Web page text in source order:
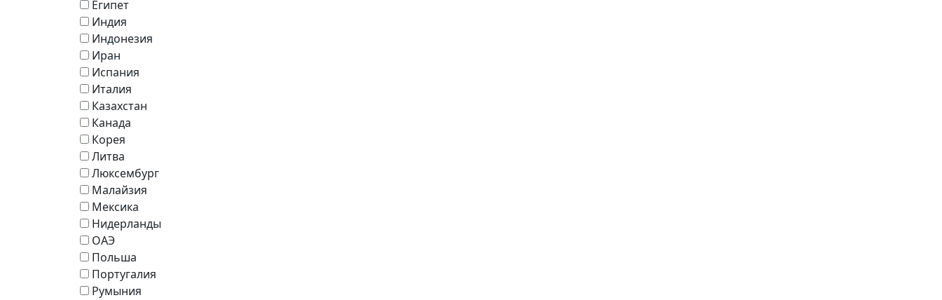
Египет
Индия
Индонезия
Иран
Испания
Италия
Казахстан
Канада
Корея
Литва
Люксембург
Малайзия
Мексика
Нидерланды
ОАЭ
Польша
Португалия
Румыния